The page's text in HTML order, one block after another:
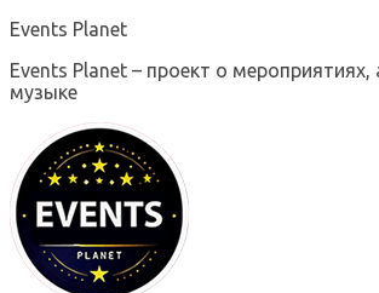
Events Planet
Events Planet – проект о мероприятиях,
музыке